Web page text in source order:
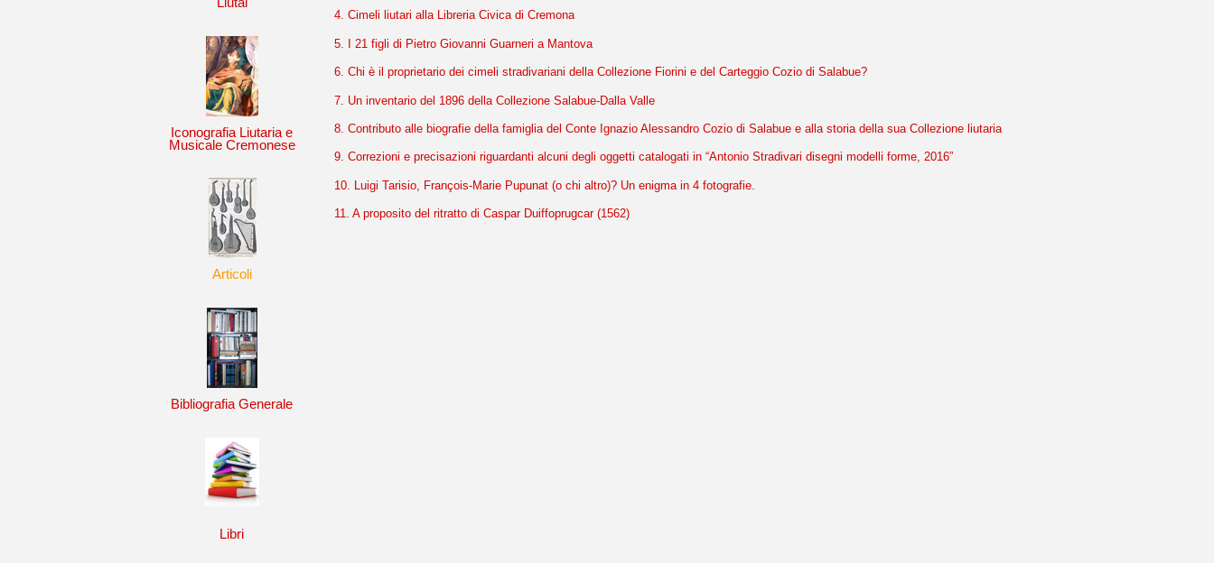
Iconografia Liutaria e
Musicale Cremonese
Articoli
Bibliografia Generale
Libri
4. Cimeli liutari alla Libreria Civica di Cremona
5. I 21 figli di Pietro Giovanni Guarneri a Mantova
6. Chi è il proprietario dei cimeli stradivariani della Collezione Fiorini e del Carteggio Cozio di Salabue?
7. Un inventario del 1896 della Collezione Salabue-Dalla Valle
8. Contributo alle biografie della famiglia del Conte Ignazio Alessandro Cozio di Salabue e alla storia della sua Collezione liutaria
9. Correzioni e precisazioni riguardanti alcuni degli oggetti catalogati in “Antonio Stradivari disegni modelli forme, 2016”
10. Luigi Tarisio, François-Marie Pupunat (o chi altro)? Un enigma in 4 fotografie.
11. A proposito del ritratto di Caspar Duiffoprugcar (1562)